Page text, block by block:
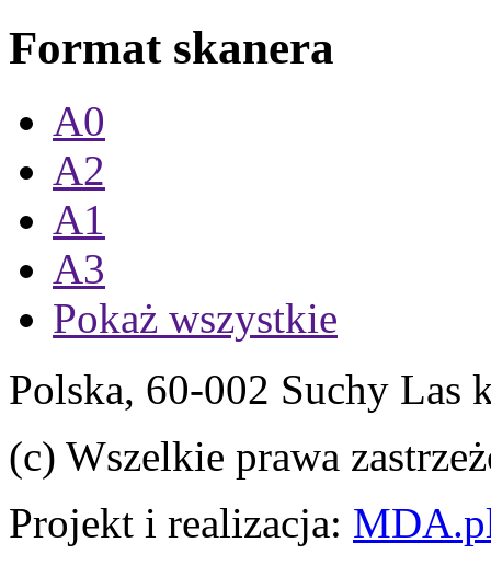
Format skanera
A0
A2
A1
A3
Pokaż wszystkie
Polska, 60-002 Suchy Las
(c) Wszelkie prawa
Projekt i realizacja: